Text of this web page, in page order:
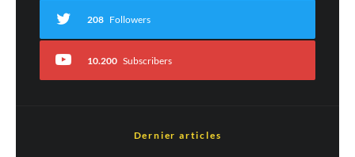
208 Followers
10.200 Subscribers
Dernier articles